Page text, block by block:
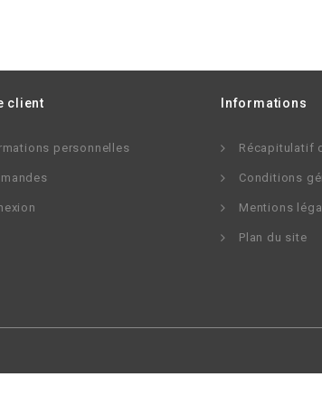
client
personnelles
Informations
Récapitulatif
Conditions
Mentions
Plan du site